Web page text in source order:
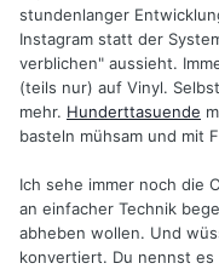
stundenlanger
Instagram statt der
verblichen" aussieht.
(teils nur) auf Vinyl.
mehr. Hunderttasuende
basteln mühsam und mit
Ich sehe immer noch die
an einfacher Technik
abheben wollen. Und
konvertiert. Du nennst